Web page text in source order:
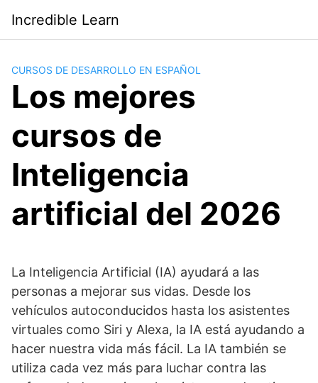
contenido
Incredible Learn
CURSOS DE DESARROLLO EN ESPAÑOL
Los mejores
cursos de
Inteligencia
artificial del 2026
La Inteligencia Artificial (IA) ayudará a las
personas a mejorar sus vidas. Desde los
vehículos autoconducidos hasta los asistentes
virtuales como Siri y Alexa, la IA está ayudando a
hacer nuestra vida más fácil. La IA también se
utiliza cada vez más para luchar contra las